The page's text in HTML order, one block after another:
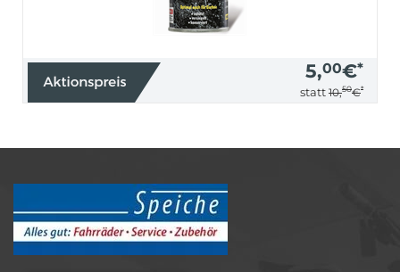
5,00€*
statt 10,50€*